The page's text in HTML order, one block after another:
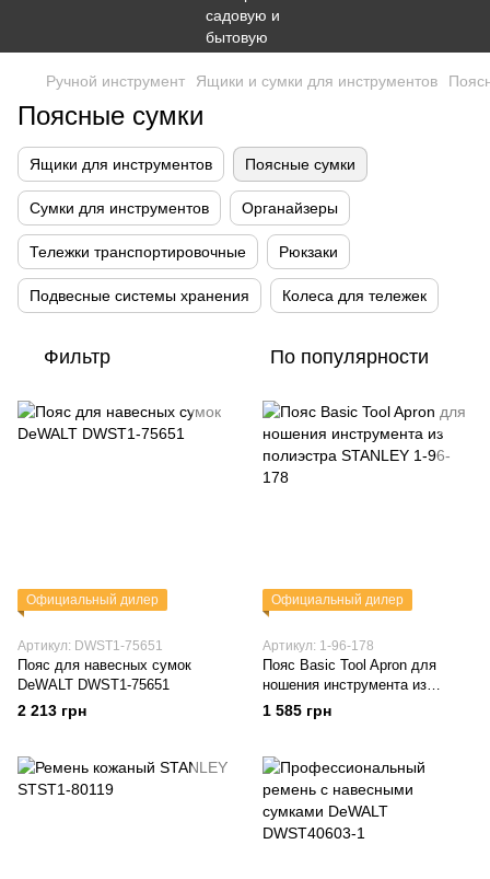
Ручной инструмент Ящики и сумки для инструментов
Поясные сумки
Ящики для инструментов Поясные сумки
Сумки для инструментов Органайзеры
Тележки транспортировочные Рюкзаки
Подвесные системы хранения Колеса для тележек
Фильтр По популярности
Официальный дилер
Артикул: DWST1-75651
Пояс для навесных сумок
DeWALT DWST1-75651
2 213 грн
Официальный дилер
Артикул: 1-96-178
Пояс Basic Tool Apron для
ношения инструмента из
полиэстра STANLEY 1-96-178
1 585 грн